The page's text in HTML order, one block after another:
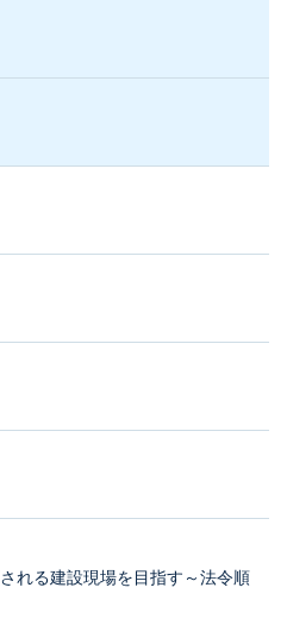
れる建設現場を目指す～法令順